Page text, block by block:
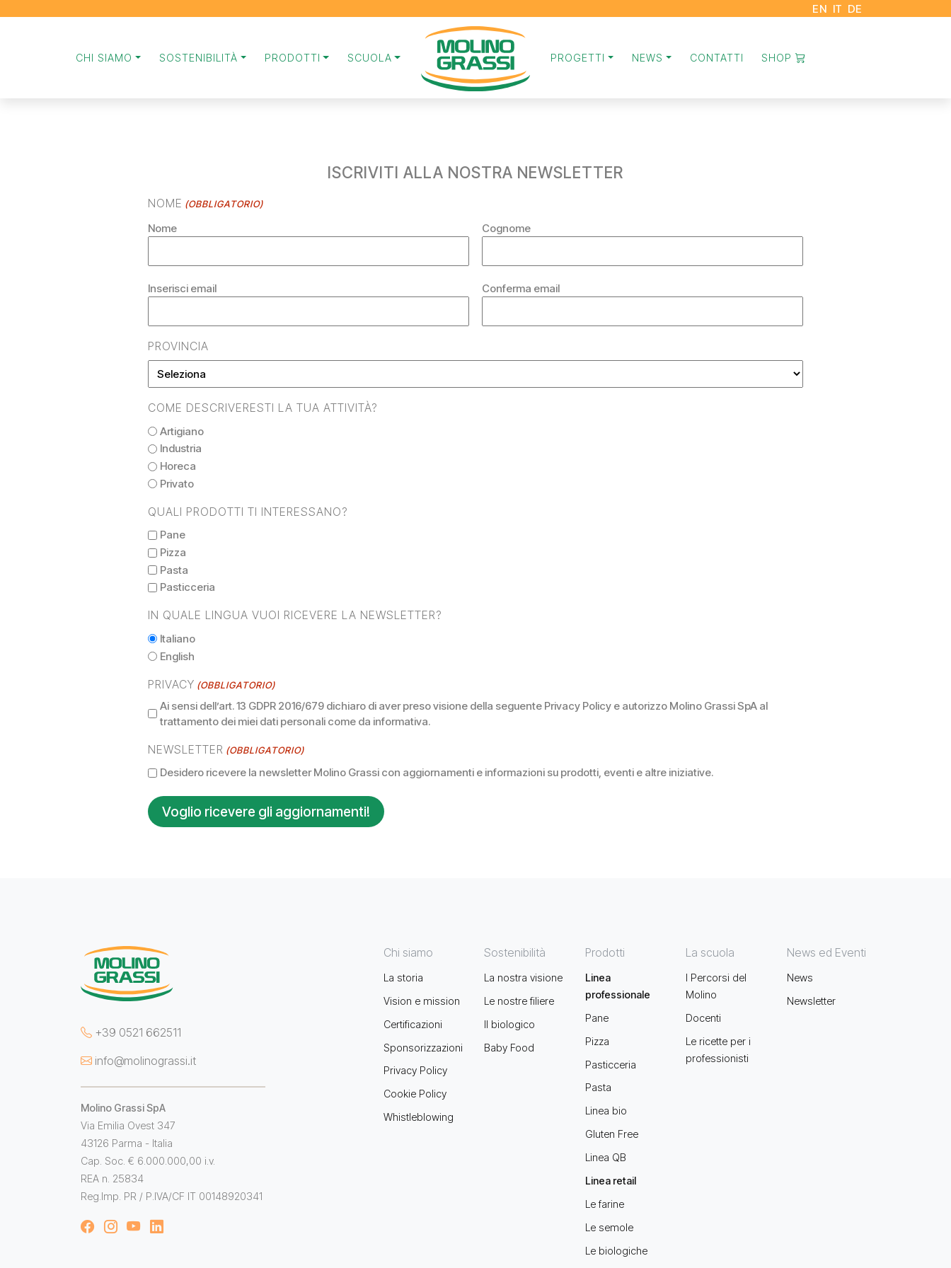
EN IT DE
CHI SIAMO SOSTENIBILITÀ PRODOTTI SCUOLA PROGETTI NEWS CONTATTI SHOP
ISCRIVITI ALLA NOSTRA NEWSLETTER
NOME (OBBLIGATORIO)
Nome Cognome
EMAIL
Inserisci email Conferma email
PROVINCIA
COME DESCRIVERESTI LA TUA ATTIVITÀ?
Artigiano
Industria
Horeca
Privato
QUALI PRODOTTI TI INTERESSANO?
Pane
Pizza
Pasta
Pasticceria
IN QUALE LINGUA VUOI RICEVERE LA NEWSLETTER?
Italiano
English
PRIVACY (OBBLIGATORIO)
Ai sensi dell’art. 13 GDPR 2016/679 dichiaro di aver preso visione della seguente Privacy Policy e autorizzo Molino Grassi SpA al
trattamento dei miei dati personali come da informativa.
NEWSLETTER (OBBLIGATORIO)
Desidero ricevere la newsletter Molino Grassi con aggiornamenti e informazioni su prodotti, eventi e altre iniziative.
+39 0521 662511
info@molinograssi.it
Molino Grassi SpA
Via Emilia Ovest 347
43126 Parma - Italia
Cap. Soc. € 6.000.000,00 i.v.
REA n. 25834
Reg.Imp. PR / P.IVA/CF IT 00148920341
Chi siamo
La storia
Vision e mission
Certificazioni
Sponsorizzazioni
Privacy Policy
Cookie Policy
Whistleblowing
Sostenibilità
La nostra visione
Le nostre filiere
Il biologico
Baby Food
Prodotti
Linea
professionale
Pane
Pizza
Pasticceria
Pasta
Linea bio
Gluten Free
Linea QB
Linea retail
Le farine
Le semole
Le biologiche
La scuola
I Percorsi del
Molino
Docenti
Le ricette per i
professionisti
News ed Eventi
News
Newsletter